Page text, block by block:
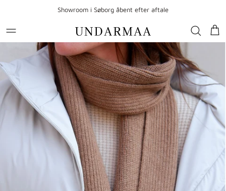
Showroom i Søborg åbent efter aftale
Gå til produktoplysninger